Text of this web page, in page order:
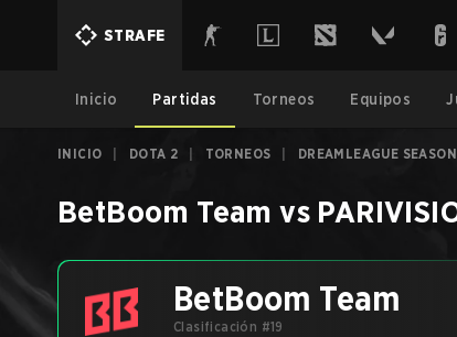
STRAFE
Inicio Partidas Torneos Equipos
INICIO DOTA 2 TORNEOS DREAMLEAGUE
BetBoom Team vs
BetBoom Team
Clasificación #19